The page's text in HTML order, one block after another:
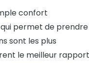
confort
permet de prendre
sont les plus
le meilleur rapport